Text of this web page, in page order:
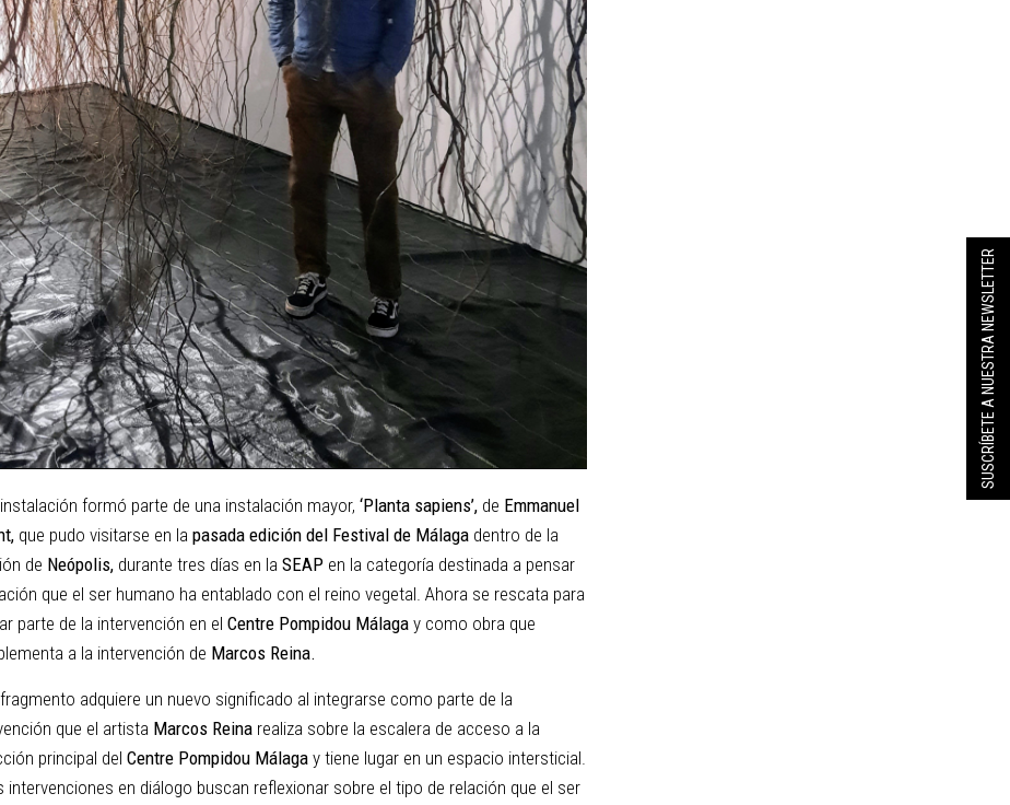
SUSCRÍBETE A NUESTRA NEWSLETTER
formó parte de una instalación mayor, ‘Planta sapiens’,de Emmanuel
que pudo visitarse en la pasada edición del Festival de Málagadentro de la
de Neópolis,durante tres días en la SEAPen la categoría destinada a pensar
que el ser humano ha entablado con el reino vegetal. Ahora se rescata para
parte de la intervención en el Centre Pompidou Málagay como obra que
a la intervención de Marcos Reina.
adquiere un nuevo significado al integrarse como parte de la
que el artista Marcos Reinarealiza sobre la escalera de acceso a la
principal del Centre Pompidou Málagay tiene lugar en un espacio intersticial.
intervenciones en diálogo buscan reflexionar sobre el tipo de relación que el ser